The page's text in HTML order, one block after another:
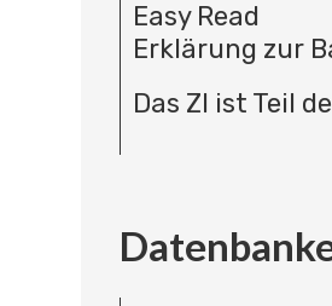
Easy Read
Erklärung zur
Das ZI ist Teil